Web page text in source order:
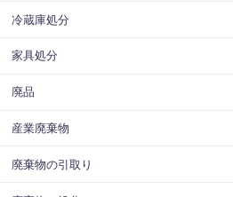
冷蔵庫処分
家具処分
廃品
産業廃棄物
廃棄物の引取り